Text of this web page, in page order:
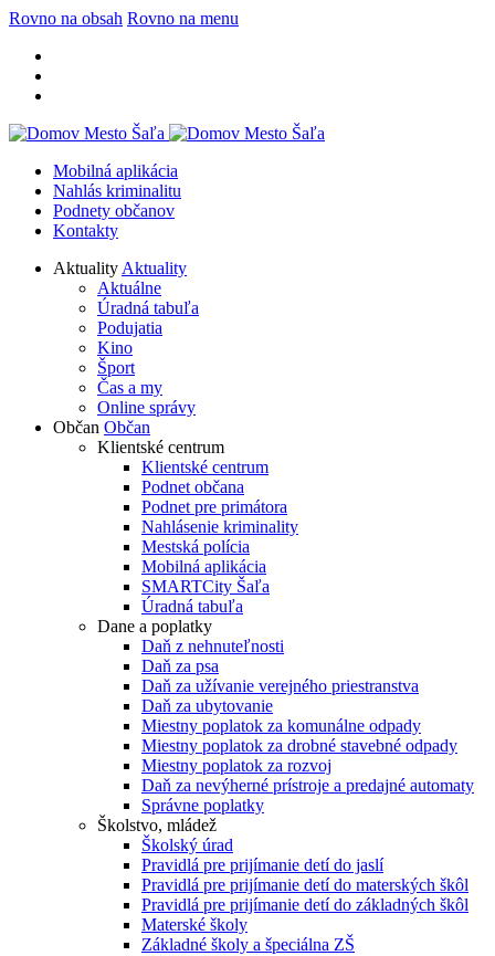
Rovno na obsah Rovno na menu
Mobilná aplikácia
Nahlás kriminalitu
Podnety občanov
Kontakty
Aktuality Aktuality
Aktuálne
Úradná tabuľa
Podujatia
Kino
Šport
Čas a my
Online správy
Občan Občan
Klientské centrum
Klientské centrum
Podnet občana
Podnet pre primátora
Nahlásenie kriminality
Mestská polícia
Mobilná aplikácia
SMARTCity Šaľa
Úradná tabuľa
Dane a poplatky
Daň z nehnuteľnosti
Daň za psa
Daň za užívanie verejného priestranstva
Daň za ubytovanie
Miestny poplatok za komunálne odpady
Miestny poplatok za drobné stavebné odpady
Miestny poplatok za rozvoj
Daň za nevýherné prístroje a predajné automaty
Správne poplatky
Školstvo, mládež
Školský úrad
Pravidlá pre prijímanie detí do jaslí
Pravidlá pre prijímanie detí do materských škôl
Pravidlá pre prijímanie detí do základných škôl
Materské školy
Základné školy a špeciálna ZŠ